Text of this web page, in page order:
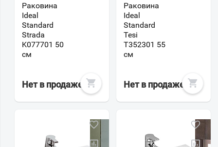
Раковина
Ideal
Standard
Strada
K077701 50
см
Нет в продаже
Раковина
Ideal
Standard
Tesi
T352301 55
см
Нет в продаже